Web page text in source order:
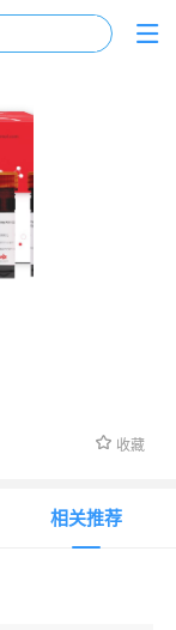
收藏
相关推荐